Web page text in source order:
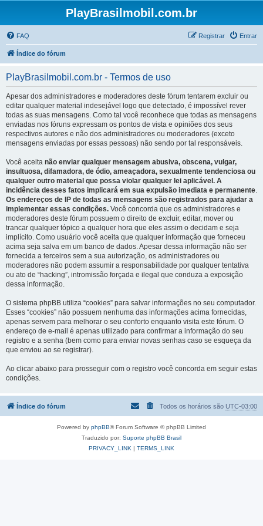
PlayBrasilmobil.com.br
FAQ Entrar
Registrar
Índice do fórum
PlayBrasilmobil.com.br - Termos de uso
Apesar dos administradores e moderadores deste fórum tentarem excluir ou
editar qualquer material indesejável logo que detectado, é impossível rever
todas as suas mensagens. Como tal você reconhece que todas as mensagens
enviadas nos fóruns expressam os pontos de vista e opiniões dos seus
respectivos autores e não dos administradores ou moderadores (exceto
mensagens enviadas por essas pessoas) não sendo por tal responsáveis.
Você aceita não enviar qualquer mensagem abusiva, obscena, vulgar,
insultuosa, difamadora, de ódio, ameaçadora, sexualmente tendenciosa ou
qualquer outro material que possa violar qualquer lei aplicável. A
incidência desses fatos implicará em sua expulsão imediata e permanente.
Os endereços de IP de todas as mensagens são registrados para ajudar a
implementar essas condições. Você concorda que os administradores e
moderadores deste fórum possuem o direito de excluir, editar, mover ou
trancar qualquer tópico a qualquer hora que eles assim o decidam e seja
implícito. Como usuário você aceita que qualquer informação que forneceu
acima seja salva em um banco de dados. Apesar dessa informação não ser
fornecida a terceiros sem a sua autorização, os administradores ou
moderadores não podem assumir a responsabilidade por qualquer tentativa
ou ato de “hacking”, intromissão forçada e ilegal que conduza a exposição
dessa informação.
O sistema phpBB utiliza “cookies” para salvar informações no seu computador.
Esses “cookies” não possuem nenhuma das informações acima fornecidas,
apenas servem para melhorar o seu conforto enquanto visita este fórum. O
endereço de e-mail é apenas utilizado para confirmar a informação do seu
registro e a senha (bem como para enviar novas senhas caso se esqueça da
que enviou ao se registrar).
Ao clicar abaixo para prosseguir com o registro você concorda em seguir estas
condições.
Índice do fórum Todos os horários são UTC-03:00
Powered by phpBB® Forum Software © phpBB Limited
Traduzido por: Suporte phpBB Brasil
PRIVACY_LINK | TERMS_LINK